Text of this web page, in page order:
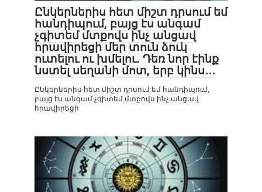
Ընկերներիս հետ միշտ դրսում եմ
հանդիպում, բայց էս անգամ
չգիտեմ մտքովս ինչ անցավ
հրավիրեցի մեր տուն ձուկ
ուտելու ու խմելու․ Դեռ նոր էինք
նստել սեղանի մոտ, երբ կինս․․․
Ընկերներիս հետ միշտ դրսում եմ հանդիպում,
բայց էս անգամ չգիտեմ մտքովս ինչ անցավ
հրավիրեցի